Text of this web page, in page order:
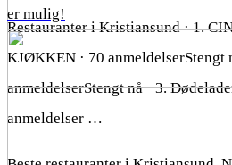
er mulig!
Restauranter i Kristiansund · 1.
KJØKKEN · 70 anmeldelserStengt
anmeldelserStengt nå · 3.
anmeldelser …